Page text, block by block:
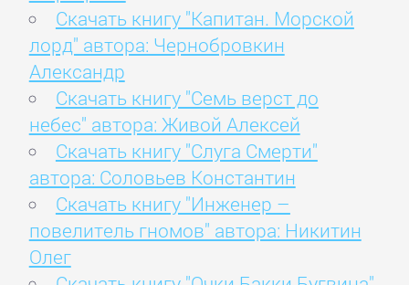
Скачать книгу "Капитан. Морской
лорд" автора: Чернобровкин
Александр
Скачать книгу "Семь верст до
небес" автора: Живой Алексей
Скачать книгу "Слуга Смерти"
автора: Соловьев Константин
Скачать книгу "Инженер –
повелитель гномов" автора: Никитин
Олег